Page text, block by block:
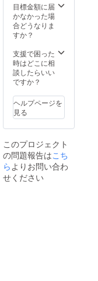
目標金額に届
かなかった場
合どうなりま
すか？
支援で困った
時はどこに相
談したらいい
ですか？
ヘルプページを
見る
このプロジェクト
の問題報告はこち
ら よりお問い合わ
せください